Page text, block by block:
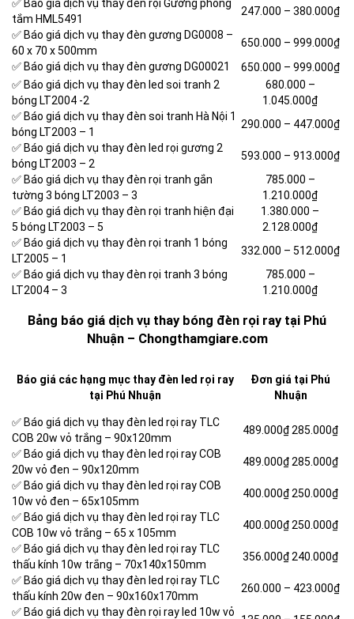
✅ Báo giá dịch vụ thay đèn rọi Gương phòng
tắm HML5491
247.000 – 380.000₫
✅ Báo giá dịch vụ thay đèn gương DG0008 –
60 x 70 x 500mm
650.000 – 999.000₫
✅ Báo giá dịch vụ thay đèn gương DG00021
650.000 – 999.000₫
✅ Báo giá dịch vụ thay đèn led soi tranh 2
bóng LT2004 -2
680.000 –
1.045.000₫
✅ Báo giá dịch vụ thay đèn soi tranh Hà Nội 1
bóng LT2003 – 1
290.000 – 447.000₫
✅ Báo giá dịch vụ thay đèn led rọi gương 2
bóng LT2003 – 2
593.000 – 913.000₫
✅ Báo giá dịch vụ thay đèn rọi tranh gắn
tường 3 bóng LT2003 – 3
785.000 –
1.210.000₫
✅ Báo giá dịch vụ thay đèn rọi tranh hiện đại
5 bóng LT2003 – 5
1.380.000 –
2.128.000₫
✅ Báo giá dịch vụ thay đèn rọi tranh 1 bóng
LT2005 – 1
332.000 – 512.000₫
✅ Báo giá dịch vụ thay đèn rọi tranh 3 bóng
LT2004 – 3
785.000 –
1.210.000₫
Bảng báo giá dịch vụ thay bóng đèn rọi ray tại Phú
Nhuận – Chongthamgiare.com
Báo giá các hạng mục thay đèn led rọi ray
tại Phú Nhuận
Đơn giá tại Phú
Nhuận
✅ Báo giá dịch vụ thay đèn led rọi ray TLC
COB 20w vỏ trắng – 90x120mm
489.000₫285.000₫
✅ Báo giá dịch vụ thay đèn led rọi ray COB
20w vỏ đen – 90x120mm
489.000₫285.000₫
✅ Báo giá dịch vụ thay đèn led rọi ray COB
10w vỏ đen – 65x105mm
400.000₫250.000₫
✅ Báo giá dịch vụ thay đèn led rọi ray TLC
COB 10w vỏ trắng – 65 x 105mm
400.000₫250.000₫
✅ Báo giá dịch vụ thay đèn led rọi ray TLC
thấu kính 10w trắng – 70x140x150mm
356.000₫240.000₫
✅ Báo giá dịch vụ thay đèn led rọi ray TLC
thấu kính 20w đen – 90x160x170mm
260.000 – 423.000₫
✅ Báo giá dịch vụ thay đèn rọi ray led 10w vỏ